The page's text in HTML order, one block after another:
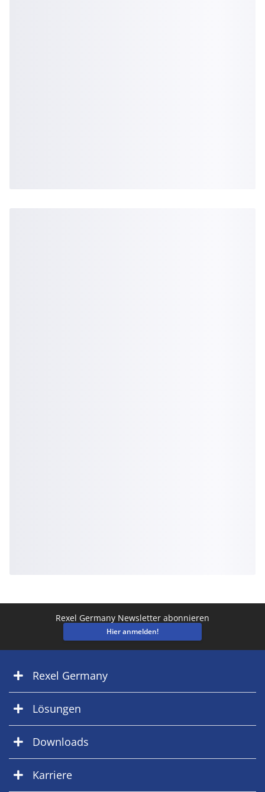
Rexel Germany Newsletter abonnieren
Hier anmelden!
Rexel Germany
Lösungen
Downloads
Karriere